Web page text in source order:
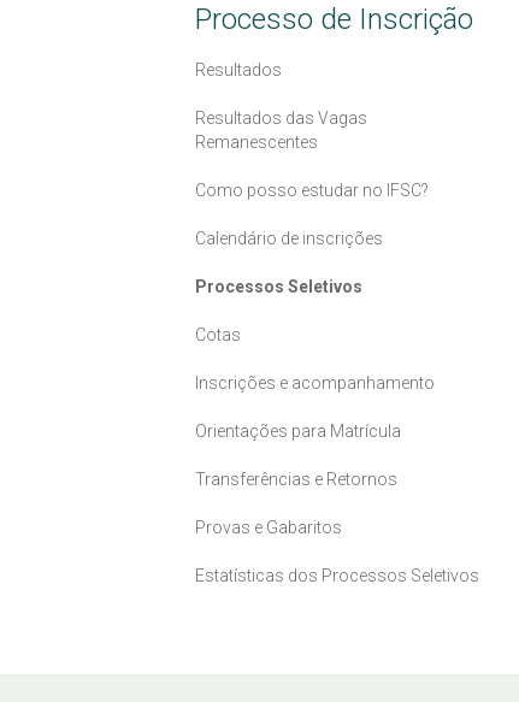
Processo de Inscrição
Resultados
Resultados das Vagas
Remanescentes
Como posso estudar no IFSC?
Calendário de inscrições
Processos Seletivos
Cotas
Inscrições e acompanhamento
Orientações para Matrícula
Transferências e Retornos
Provas e Gabaritos
Estatísticas dos Processos Seletivos